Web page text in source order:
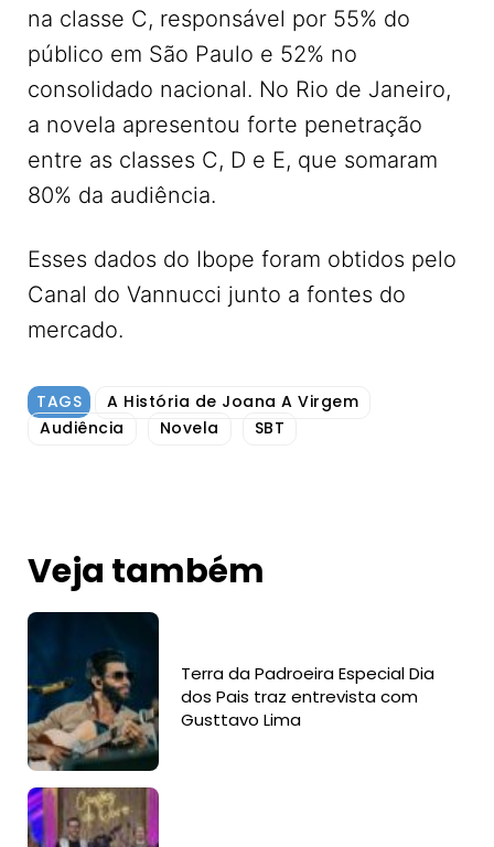
na classe C, responsável por 55% do
público em São Paulo e 52% no
consolidado nacional. No Rio de Janeiro,
a novela apresentou forte penetração
entre as classes C, D e E, que somaram
80% da audiência.
Esses dados do Ibope foram obtidos pelo
Canal do Vannucci junto a fontes do
mercado.
TAGS
A História de Joana A Virgem
Audiência
Novela SBT
Veja também
Terra da Padroeira Especial Dia
dos Pais traz entrevista com
Gusttavo Lima